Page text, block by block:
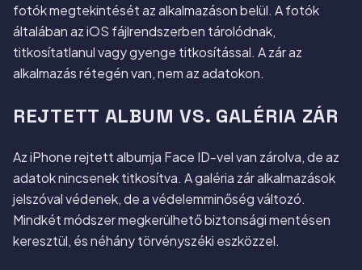
fotók megtekintését az alkalmazáson belül. A fotók
általában az iOS fájlrendszerben tárolódnak,
titkosítatlanul vagy gyenge titkosítással. A zár az
alkalmazás rétegén van, nem az adatokon.
REJTETT ALBUM VS. GALÉRIA ZÁR
Az iPhone rejtett albumja Face ID-vel van zárolva, de az
adatok nincsenek titkosítva. A galéria zár alkalmazások
jelszóval védenek, de a védelemminőség változó.
Mindkét módszer megkerülhető biztonsági mentésen
keresztül, és néhány törvényszéki eszközzel.